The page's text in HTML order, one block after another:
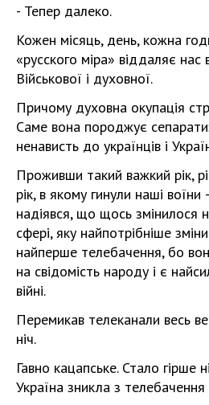
- Тепер далеко.
Кожен місяць, день, кожна
«русского міра» віддаляє нас
Військової і духовної.
Причому духовна окупація
Саме вона породжує
ненависть до українців і
Проживши такий важкий рік,
рік, в якому гинули наші
надіявся, що щось змінилося
сфері, яку найпотрібніше
найперше телебачення, бо
на свідомість народу і є
війні.
Перемикав телеканали весь
ніч.
Гавно кацапське. Стало гірше
Україна зникла з телебачення